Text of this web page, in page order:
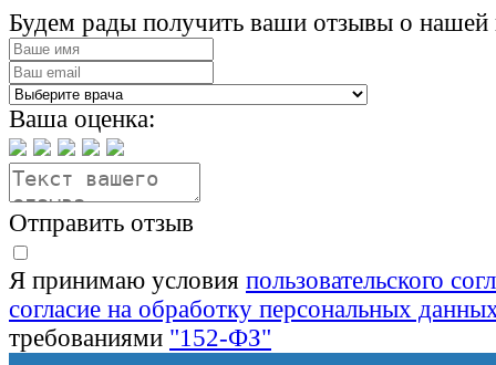
Будем рады получить ваши отзывы о нашей
Ваша оценка:
Отправить отзыв
Я принимаю условия пользовательского
согласие на обработку персональных
требованиями "152-ФЗ"